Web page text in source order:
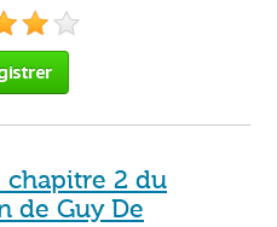
2 du
de Guy De